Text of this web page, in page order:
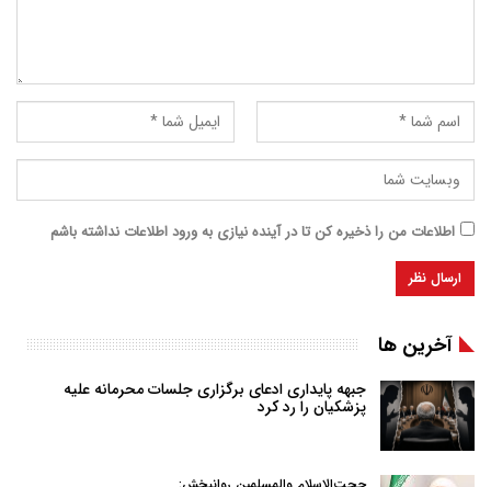
اطلاعات من را ذخیره کن تا در آینده نیازی به ورود اطلاعات نداشته باشم
آخرین ها
جبهه پایداری ادعای برگزاری جلسات محرمانه علیه
پزشکیان را رد کرد